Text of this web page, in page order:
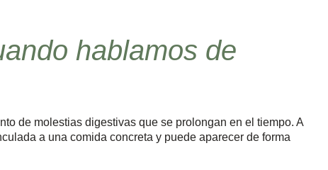
hablamos de
de molestias digestivas que se prolongan en el tiempo. A
a una comida concreta y puede aparecer de forma